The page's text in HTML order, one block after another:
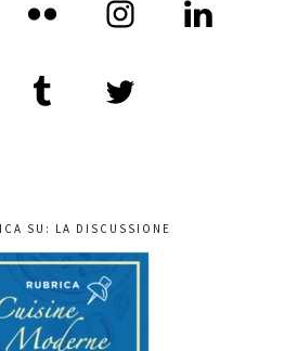
SU: LA DISCUSSIONE